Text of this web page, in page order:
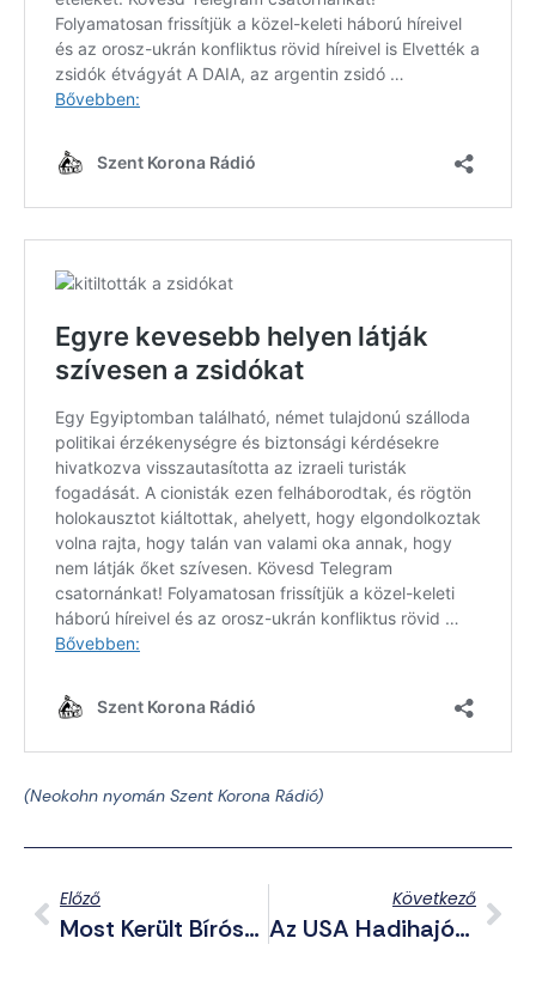
(Neokohn nyomán Szent Korona Rádió)
Előző
Most Került Bíróság Elé A 32 Éves Cigány „szerelmes”, Aki Erőszakolója És Gyilkosa Volt A 12 Éves Tiszarádi Lánynak
Következő
Az USA Hadihajókat Vezényel Venezuela Partjaihoz, A Venezuelai Elnök 4,5 Millió Katonát Mozgósít A Fogadásukra